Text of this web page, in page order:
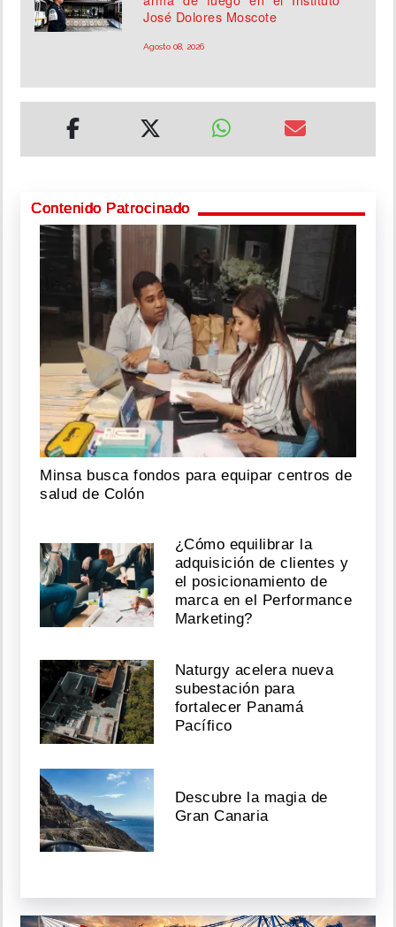
José Dolores Moscote
Agosto 08, 2026
Contenido Patrocinado
Minsa busca fondos para equipar centros de
salud de Colón
¿Cómo equilibrar la
adquisición de clientes y
el posicionamiento de
marca en el Performance
Marketing?
Naturgy acelera nueva
subestación para
fortalecer Panamá
Pacífico
Descubre la magia de
Gran Canaria